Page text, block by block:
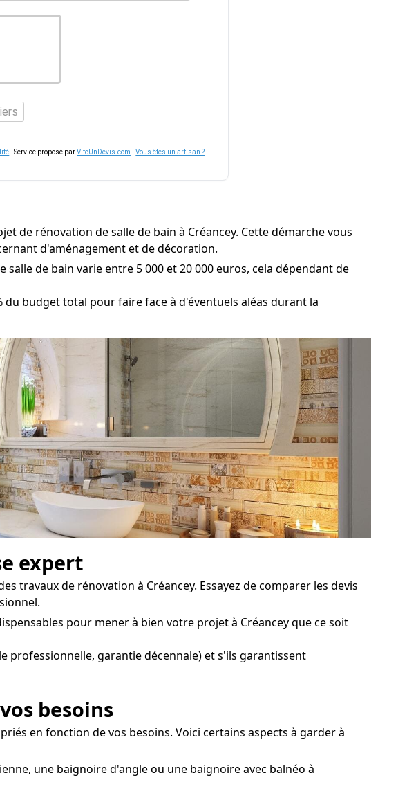
- Service proposé parViteUnDevis.com -Vous êtes un artisan ?
de rénovation de salle de bain à Créancey. Cette démarche vous
d'aménagement et de décoration.
de bain varie entre 5 000 et 20 000 euros, cela dépendant de
budget total pour faire face à d'éventuels aléas durant la
expert
travaux de rénovation à Créancey. Essayez de comparer les devis
pour mener à bien votre projet à Créancey que ce soit
professionnelle, garantie décennale) et s'ils garantissent
besoins
en fonction de vos besoins. Voici certains aspects à garder à
une baignoire d'angle ou une baignoire avec balnéo à